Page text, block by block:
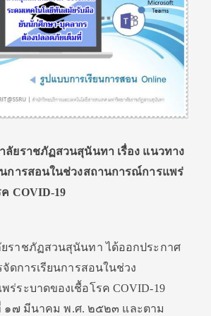
ลัยราชภัฏสวนสุนันทา เรื่อง แนวทาง
นการสอนในช่วงสถานการณ์การแพร่
COVID-19
ราชภัฏสวนสุนันทา ได้ออกประกาศ
จัดการเรียนการสอนในช่วง
ร่ระบาดของเชื้อโรค COVID-19
๑๗ มีนาคม พ.ศ. ๒๕๒๓ และตาม